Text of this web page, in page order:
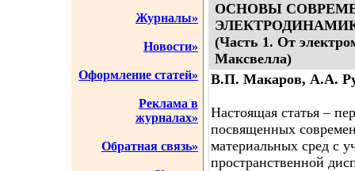
Журналы»
Новости»
Оформление статей»
Реклама в
журналах»
Обратная связь»
ОСНОВЫ
(Часть 1. От
Максвелла)
В.П. Макаров, А.А.
Настоящая статья –
посвященных
материальных сред с
пространственной